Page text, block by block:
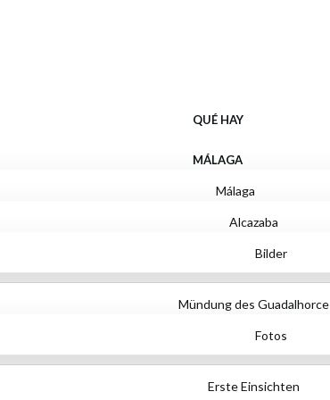
QUÉ HAY
MÁLAGA
Málaga
Alcazaba
Bilder
Mündung des Guadalhorce
Fotos
Erste Einsichten